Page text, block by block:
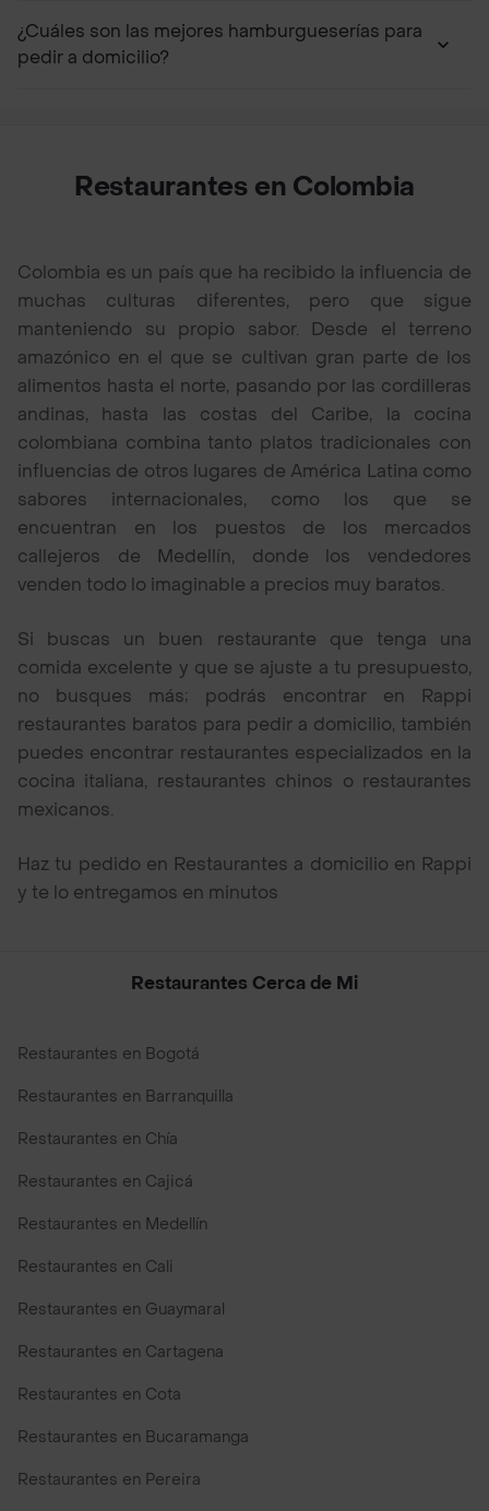
¿Cuáles son las mejores hamburgueserías para
pedir a domicilio?
Restaurantes en Colombia
Colombia es un país que ha recibido la influencia de
muchas culturas diferentes, pero que sigue
manteniendo su propio sabor. Desde el terreno
amazónico en el que se cultivan gran parte de los
alimentos hasta el norte, pasando por las cordilleras
andinas, hasta las costas del Caribe, la cocina
colombiana combina tanto platos tradicionales con
influencias de otros lugares de América Latina como
sabores internacionales, como los que se
encuentran en los puestos de los mercados
callejeros de Medellín, donde los vendedores
venden todo lo imaginable a precios muy baratos.
Si buscas un buen restaurante que tenga una
comida excelente y que se ajuste a tu presupuesto,
no busques más; podrás encontrar en Rappi
restaurantes baratos para pedir a domicilio, también
puedes encontrar restaurantes especializados en la
cocina italiana, restaurantes chinos o restaurantes
mexicanos.
Haz tu pedido en Restaurantes a domicilio en Rappi
y te lo entregamos en minutos
Restaurantes Cerca de Mi
Restaurantes en Bogotá
Restaurantes en Barranquilla
Restaurantes en Chía
Restaurantes en Cajicá
Restaurantes en Medellín
Restaurantes en Cali
Restaurantes en Guaymaral
Restaurantes en Cartagena
Restaurantes en Cota
Restaurantes en Bucaramanga
Restaurantes en Pereira